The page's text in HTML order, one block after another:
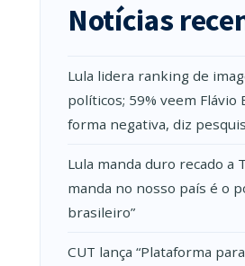
Notícias
Lula lidera ranking de
políticos; 59% veem Flávio
forma negativa, diz
Lula manda duro recado a
manda no nosso país é o
brasileiro”
CUT lança “Plataforma